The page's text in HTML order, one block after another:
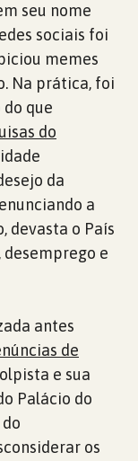
seu nome
sociais foi
memes
Na prática, foi
que
do
da
a
devasta o País
desemprego e
antes
de
e sua
Palácio do
os